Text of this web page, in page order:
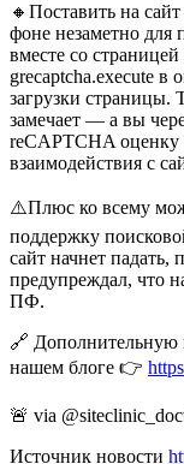
🔸Поставить на
фоне незаметно для
вместе со
grecaptcha.execute в
загрузки страницы.
замечает — а вы
reCAPTCHA оценку
взаимодействия с
⚠️Плюс ко всему
поддержку
сайт начнет падать,
предупреждал, что
ПФ.
🔗 Дополнительную
нашем блоге 👉
🚨 via
Источник новости